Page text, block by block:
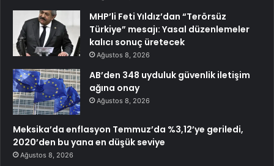
MHP’li Feti Yıldız’dan “Terörsüz
Türkiye” mesajı: Yasal düzenlemeler
kalıcı sonuç üretecek
Ağustos 8, 2026
AB’den 348 uyduluk güvenlik iletişim
ağına onay
Ağustos 8, 2026
Meksika’da enflasyon Temmuz’da %3,12’ye geriledi,
2020’den bu yana en düşük seviye
Ağustos 8, 2026